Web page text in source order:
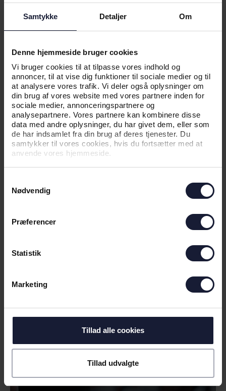
Samtykke Detaljer Om
Denne hjemmeside bruger cookies
Vi bruger cookies til at tilpasse vores indhold og
annoncer, til at vise dig funktioner til sociale medier og til
at analysere vores trafik. Vi deler også oplysninger om
din brug af vores website med vores partnere inden for
sociale medier, annonceringspartnere og
analysepartnere. Vores partnere kan kombinere disse
data med andre oplysninger, du har givet dem, eller som
de har indsamlet fra din brug af deres tjenester. Du
samtykker til vores cookies, hvis du fortsætter med at
anvende vores hjemmeside.
Nødvendig
Præferencer
Statistik
Marketing
Tillad alle cookies
Tillad udvalgte
NYHED
SEJR I FØRSTE OMGANG I CL-
KVALIFIKATIONEN
05.08.2026
NY EUROPÆISK UDFORDRING
VENTER: - VI HAR FORBEREDT OS